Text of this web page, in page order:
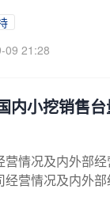
09 21:28
内小挖销售
营情况及内外部
营情况及内外